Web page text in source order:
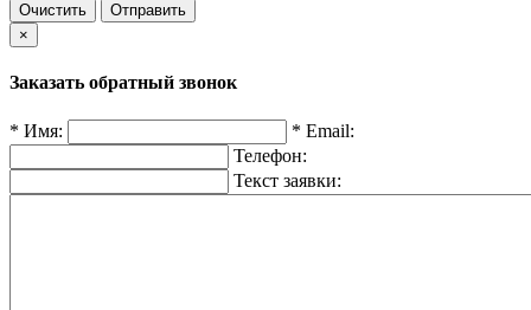
Очистить
Отправить
×
Заказать обратный звонок
* Имя: * Email:
Телефон:
Текст заявки: